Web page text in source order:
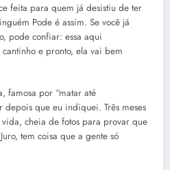
feita para quem já desistiu de ter
Pode é assim. Se você já
pode confiar: essa aqui
e pronto, ela vai bem
famosa por “matar até
depois que eu indiquei. Três meses
cheia de fotos para provar que
tem coisa que a gente só